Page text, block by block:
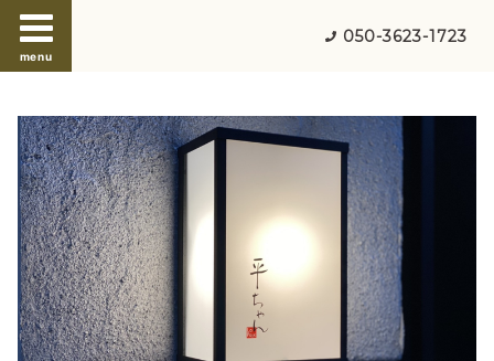
menu
050-3623-1723